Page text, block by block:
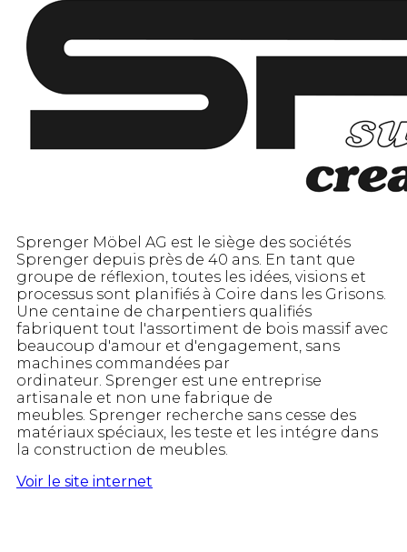
Sprenger Möbel AG est le siège des sociétés
Sprenger depuis près de 40 ans. En tant que
groupe de réflexion, toutes les idées, visions et
processus sont planifiés à Coire dans les Grisons.
Une centaine de charpentiers qualifiés
fabriquent tout l'assortiment de bois massif avec
beaucoup d'amour et d'engagement, sans
machines commandées par
ordinateur. Sprenger est une entreprise
artisanale et non une fabrique de
meubles. Sprenger recherche sans cesse des
matériaux spéciaux, les teste et les intégre dans
la construction de meubles.
Voir le site internet